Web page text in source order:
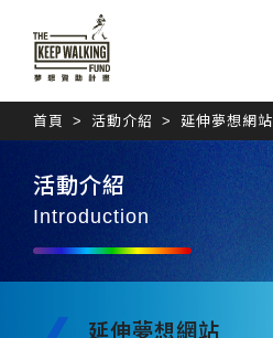
首頁 活動介紹 延伸夢想網站
活動介紹
Introduction
延伸夢想網站